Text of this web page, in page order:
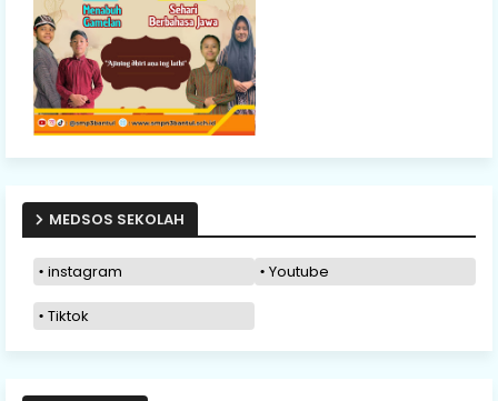
MEDSOS SEKOLAH
instagram Youtube
Tiktok